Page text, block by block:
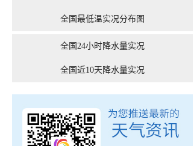
广西南宁：盛夏里的“绿野
被湿冷支配的恐惧！9张
全国最低温实况分布图
全国24小时降水量实况
全国近10天降水量实况